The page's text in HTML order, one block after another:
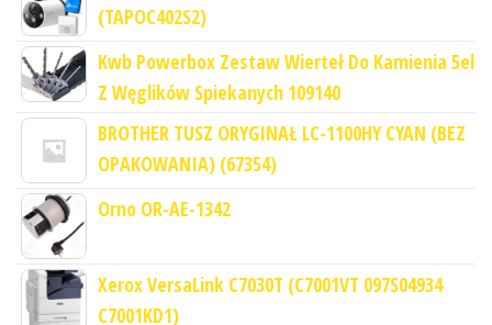
(TAPOC402S2)
Kwb Powerbox Zestaw Wierteł Do Kamienia 5el
Z Węglików Spiekanych 109140
BROTHER TUSZ ORYGINAŁ LC-1100HY CYAN (BEZ
OPAKOWANIA) (67354)
Orno OR-AE-1342
Xerox VersaLink C7030T (C7001VT 097S04934
C7001KD1)